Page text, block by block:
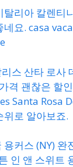
탈리아 칼렌티
네요. casa
스 산타 로사
격 괜찮은 할
Santa Rosa
위로 알아보죠.
커스 (NY) 완
인 앤 스위트